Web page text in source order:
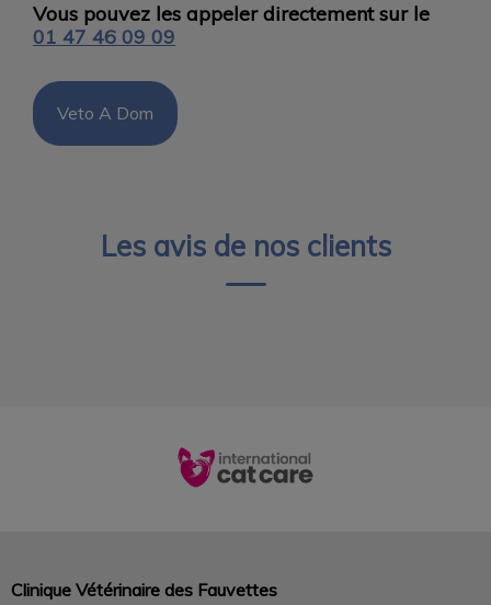
Vous pouvez les appeler directement sur le
01 47 46 09 09
Veto A Dom
Les avis de nos clients
Clinique Vétérinaire des Fauvettes